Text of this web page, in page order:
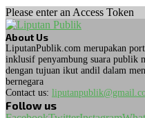
Please enter an Access Token
About Us
LiputanPublik.com merupakan
inklusif penyambung suara publik
dengan tujuan ikut andil dalam
bernegara
Contact us:
Follow us